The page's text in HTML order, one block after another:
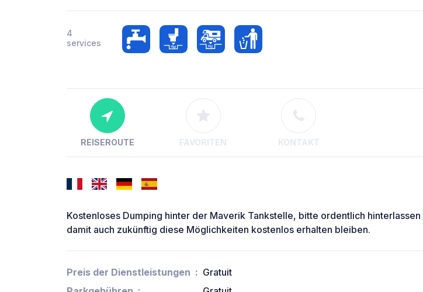
4
services
REISEROUTE FAVORITEN KONTAKT
Kostenloses Dumping hinter der Maverik Tankstelle, bitte ordentlich hinterlassen
damit auch zukünftig diese Möglichkeiten kostenlos erhalten bleiben.
Preis der Dienstleistungen
Gratuit